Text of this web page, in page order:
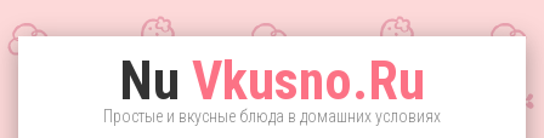
Nu Vkusno.Ru
Простые и вкусные блюда в домашних условиях